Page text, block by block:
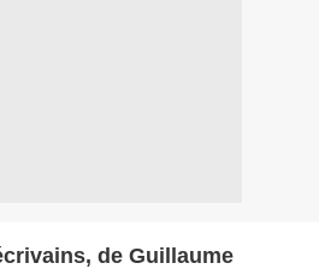
de Guillaume